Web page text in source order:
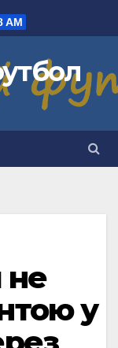
AM
не
у